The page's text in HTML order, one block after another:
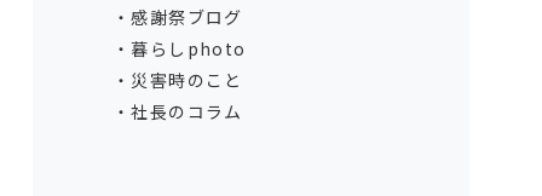
感謝祭ブログ
暮らしphoto
災害時のこと
社長のコラム